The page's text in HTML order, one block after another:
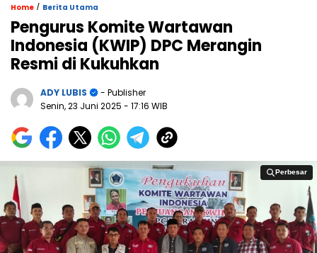
Home / Berita Utama
Pengurus Komite Wartawan
Indonesia (KWIP) DPC Merangin
Resmi di Kukuhkan
ADY LUBIS
- Publisher
Senin, 23 Juni 2025 - 17:16 WIB
Perbesar
Perbesar